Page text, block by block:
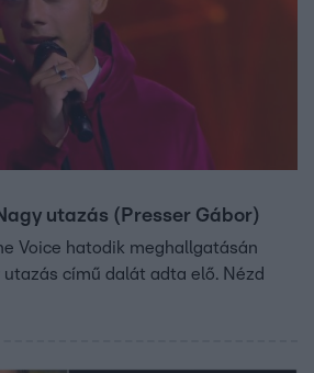
utazás (Presser Gábor)
Voice hatodik meghallgatásán
utazás című dalát adta elő. Nézd